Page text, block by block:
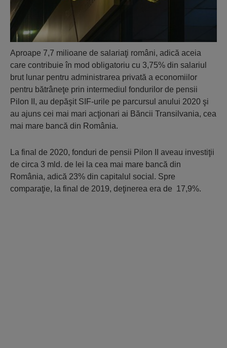
Aproape 7,7 milioane de salariaţi români, adică aceia
care contribuie în mod obligatoriu cu 3,75% din salariul
brut lunar pentru administrarea privată a economiilor
pentru bătrâneţe prin intermediul fondurilor de pensii
Pilon II, au depăşit SIF-urile pe parcursul anului 2020 şi
au ajuns cei mai mari acţionari ai Băncii Transilvania, cea
mai mare bancă din România.
La final de 2020, fonduri de pensii Pilon II aveau investiţii
de circa 3 mld. de lei la cea mai mare bancă din
România, adică 23% din capitalul social. Spre
comparaţie, la final de 2019, deţinerea era de 17,9%.